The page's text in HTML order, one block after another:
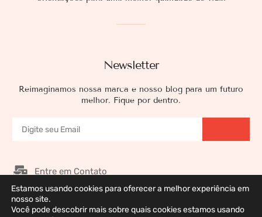
Newsletter
Reimaginamos nossa marca e nosso blog para um futuro
melhor. Fique por dentro.
Entre em Contato
Nossos Patrocinadores
Galeria de Imagens
Estamos usando cookies para oferecer a melhor experiência em
nosso site.
Você pode descobrir mais sobre quais cookies estamos usando